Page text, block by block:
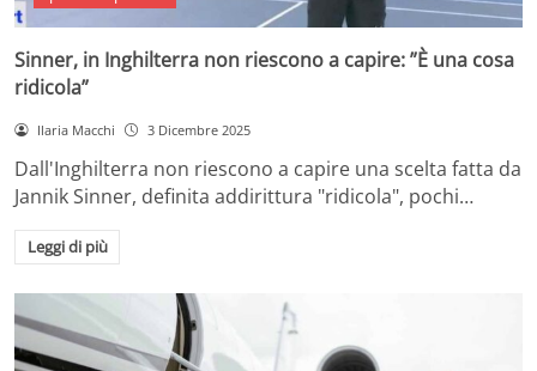
Sinner, in Inghilterra non riescono a capire: ”È una cosa
ridicola”
Ilaria Macchi 3 Dicembre 2025
Dall'Inghilterra non riescono a capire una scelta fatta da
Jannik Sinner, definita addirittura "ridicola", pochi…
Leggi di più